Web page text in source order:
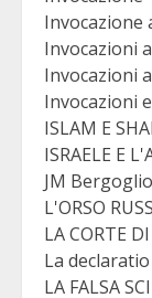
Invocazione
Invocazioni
Invocazioni
Invocazioni
ISLAM E
ISRAELE E
JM Bergoglio
L'ORSO
LA CORTE
La declaratio
LA FALSA